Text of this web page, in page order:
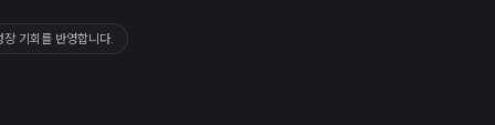
기회를 반영합니다.